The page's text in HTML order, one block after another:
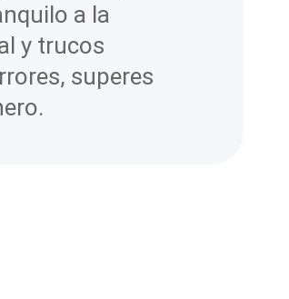
a la
y trucos
superes